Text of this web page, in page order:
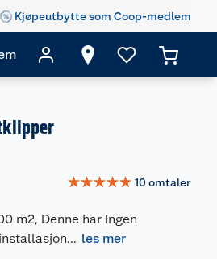
Kjøpeutbytte som Coop-medlem
☆☆☆☆☆ 10omtaler
m2, Denne har Ingen
... les mer